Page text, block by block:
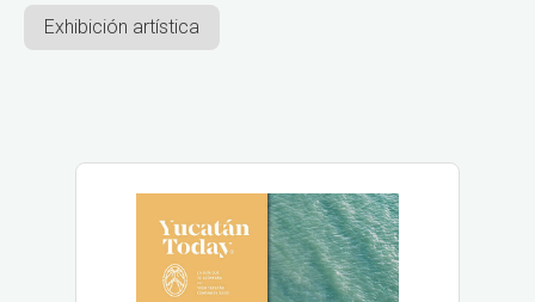
Exhibición artística